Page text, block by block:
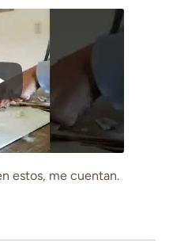
estos, me cuentan.